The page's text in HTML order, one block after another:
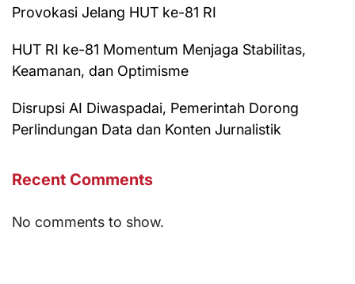
Provokasi Jelang HUT ke-81 RI
HUT RI ke-81 Momentum Menjaga Stabilitas,
Keamanan, dan Optimisme
Disrupsi AI Diwaspadai, Pemerintah Dorong
Perlindungan Data dan Konten Jurnalistik
Recent Comments
No comments to show.